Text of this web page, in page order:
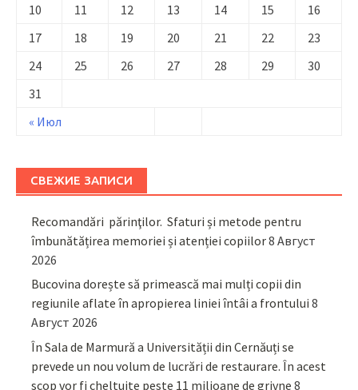
« Июл
10
11 12 13 14 15
16
17
18 19 20 21 22
23
24
25 26 27 28 29
30
31
СВЕЖИЕ ЗАПИСИ
Recomandări părinţilor. Sfaturi și metode pentru
îmbunătățirea memoriei și atenției copiilor8 Август
2026
Bucovina dorește să primească mai mulți copii din
regiunile aflate în apropierea liniei întâi a frontului 8
Август 2026
În Sala de Marmură a Universității din Cernăuți se
prevede un nou volum de lucrări de restaurare. În acest
scop vor fi cheltuite peste 11 milioane de grivne 8